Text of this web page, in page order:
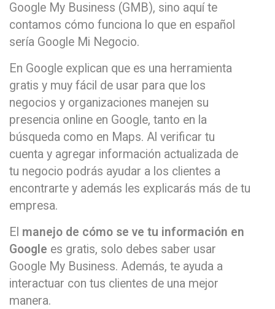
Google My Business (GMB), sino aquí te
contamos cómo funciona lo que en español
sería Google Mi Negocio.
En Google explican que es una herramienta
gratis y muy fácil de usar para que los
negocios y organizaciones manejen su
presencia online en Google, tanto en la
búsqueda como en Maps. Al verificar tu
cuenta y agregar información actualizada de
tu negocio podrás ayudar a los clientes a
encontrarte y además les explicarás más de tu
empresa.
El manejo de cómo se ve tu información en
Google es gratis, solo debes saber usar
Google My Business. Además, te ayuda a
interactuar con tus clientes de una mejor
manera.